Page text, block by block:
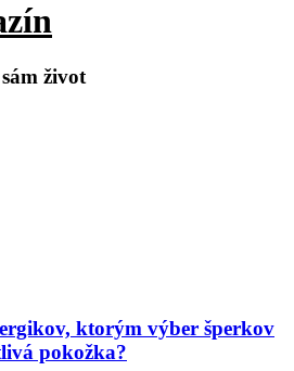
život
ktorým výber šperkov
pokožka?